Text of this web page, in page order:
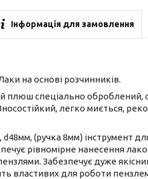
Інформація для замовлення
на основі розчинників.
плюш спеціально оброблений,
легко миється,
(ручка 8мм) інструмент
рівномірне нанесення
Забезпечує дуже
властивих для роботи